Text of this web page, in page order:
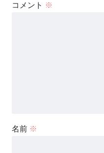
コメント ※
名前 ※